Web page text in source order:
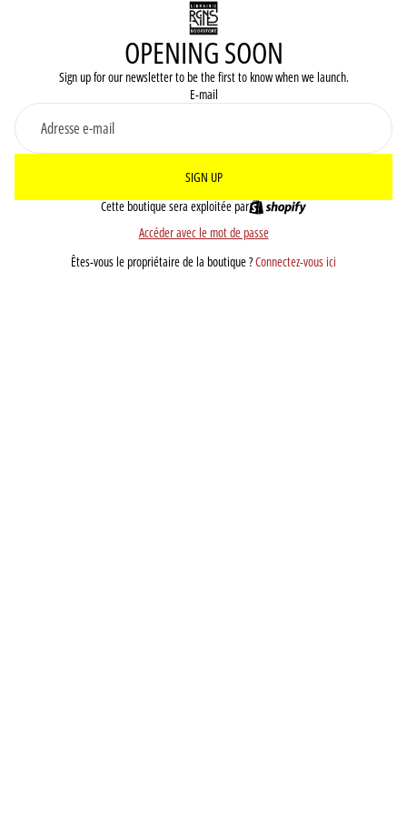
OPENING SOON
Sign up for our newsletter to be the first to know when we launch.
E-mail
SIGN UP
Cette boutique sera exploitée par
Accéder avec le mot de passe
Êtes-vous le propriétaire de la boutique ?Connectez-vous ici